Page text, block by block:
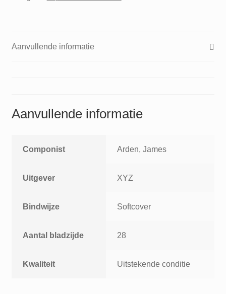
leergang
Aanvullende informatie
Aanvullende informatie
Componist Arden, James
Uitgever XYZ
Bindwijze Softcover
Aantal bladzijde 28
Kwaliteit Uitstekende conditie